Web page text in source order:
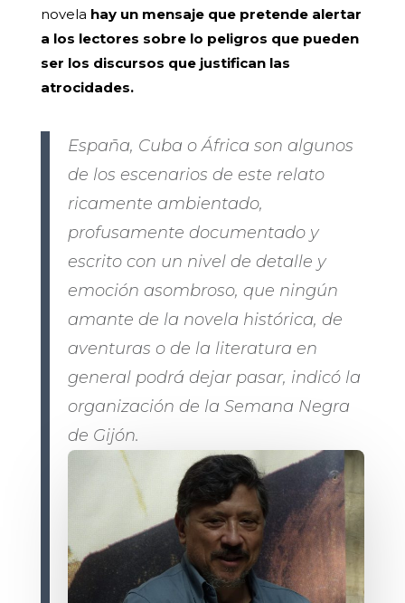
novela hay un mensaje que pretende alertar
a los lectores sobre lo peligros que pueden
ser los discursos que justifican las
atrocidades.
España, Cuba o África son algunos
de los escenarios de este relato
ricamente ambientado,
profusamente documentado y
escrito con un nivel de detalle y
emoción asombroso, que ningún
amante de la novela histórica, de
aventuras o de la literatura en
general podrá dejar pasar, indicó la
organización de la Semana Negra
de Gijón.